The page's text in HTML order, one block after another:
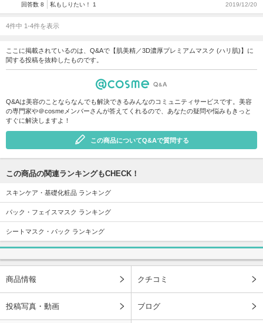
回答数 8 私もしりたい！ 1 2019/12/20
4件中 1-4件を表示
ここに掲載されているのは、Q&Aで【肌美精／3D濃厚プレミアムマスク (ハリ肌)】に
関する投稿を抜粋したものです。
Q&Aは美容のことならなんでも解決できるみんなのコミュニティサービスです。美容
の専門家や＠cosmeメンバーさんが答えてくれるので、あなたの疑問や悩みもきっと
すぐに解決しますよ！
この商品についてQ&Aで質問する
この商品の関連ランキングもCHECK！
スキンケア・基礎化粧品 ランキング
パック・フェイスマスク ランキング
シートマスク・パック ランキング
商品情報 クチコミ
投稿写真・動画 ブログ